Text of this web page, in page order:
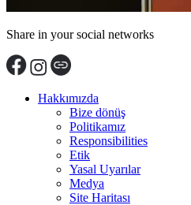
Share in your social networks
Hakkımızda
Bize dönüş
Politikamız
Responsibilities
Etik
Yasal Uyarılar
Medya
Site Haritası